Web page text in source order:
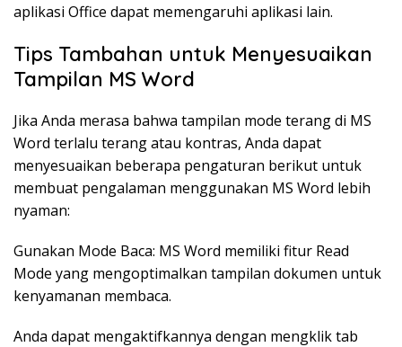
aplikasi Office dapat memengaruhi aplikasi lain.
Tips Tambahan untuk Menyesuaikan
Tampilan MS Word
Jika Anda merasa bahwa tampilan mode terang di MS
Word terlalu terang atau kontras, Anda dapat
menyesuaikan beberapa pengaturan berikut untuk
membuat pengalaman menggunakan MS Word lebih
nyaman:
Gunakan Mode Baca: MS Word memiliki fitur Read
Mode yang mengoptimalkan tampilan dokumen untuk
kenyamanan membaca.
Anda dapat mengaktifkannya dengan mengklik tab